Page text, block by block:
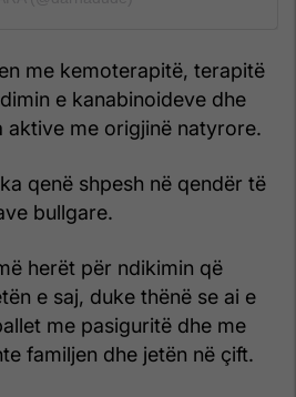
me kemoterapitë, terapitë
e kanabinoideve dhe
aktive me origjinë natyrore.
qenë shpesh në qendër të
bullgare.
herët për ndikimin që
e saj, duke thënë se ai e
me pasiguritë dhe me
familjen dhe jetën në çift.